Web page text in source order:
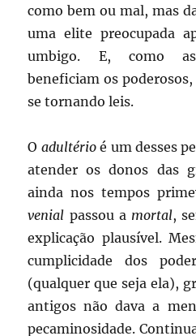
como bem ou mal, mas
uma elite preocupada
umbigo. E, como
beneficiam os
se tornando leis.
O adultérioé um desses
atender os donos das
ainda nos tempos
venial passou a mortal,
explicação plausível.
cumplicidade dos
(qualquer que seja ela),
antigos não dava a
pecaminosidade.